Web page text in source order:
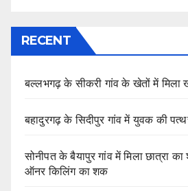
RECENT
बल्लभगढ़ के सीकरी गांव के खेतों में
बहादुरगढ़ के सिदीपुर गांव में युवक की
सोनीपत के बैयापुर गांव में मिला छात्रा
ऑनर किलिंग का शक